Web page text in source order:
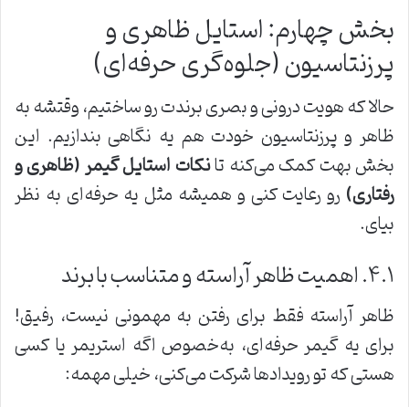
بخش چهارم: استایل ظاهری و
پرزنتاسیون (جلوه‌گری حرفه‌ای)
حالا که هویت درونی و بصری برندت رو ساختیم، وقتشه به
ظاهر و پرزنتاسیون خودت هم یه نگاهی بندازیم. این
بخش بهت کمک می‌کنه تانکات استایل گیمر (ظاهری و
رفتاری) رو رعایت کنی و همیشه مثل یه حرفه‌ای به نظر
بیای.
۴.۱. اهمیت ظاهر آراسته و متناسب با برند
ظاهر آراسته فقط برای رفتن به مهمونی نیست، رفیق!
برای یه گیمر حرفه‌ای، به‌خصوص اگه استریمر یا کسی
هستی که تو رویدادها شرکت می‌کنی، خیلی مهمه: